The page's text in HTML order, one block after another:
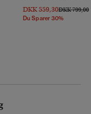
DKK 559,30Pris Nedsat
DKK 799,00
Du Sparer 30%